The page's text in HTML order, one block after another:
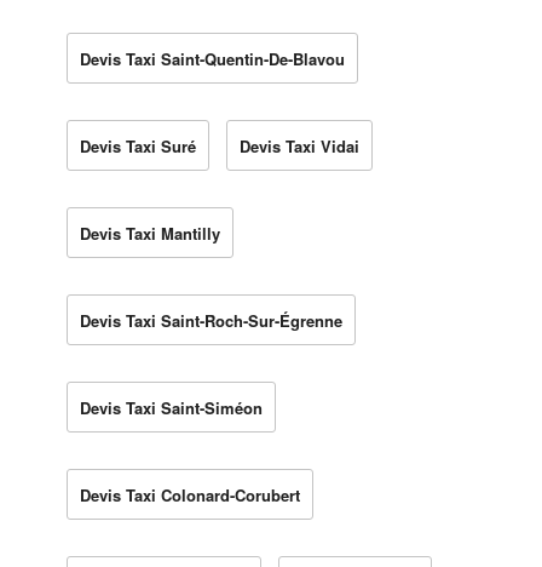
Devis Taxi Saint-Quentin-De-Blavou
Devis Taxi Suré Devis Taxi Vidai
Devis Taxi Mantilly
Devis Taxi Saint-Roch-Sur-Égrenne
Devis Taxi Saint-Siméon
Devis Taxi Colonard-Corubert